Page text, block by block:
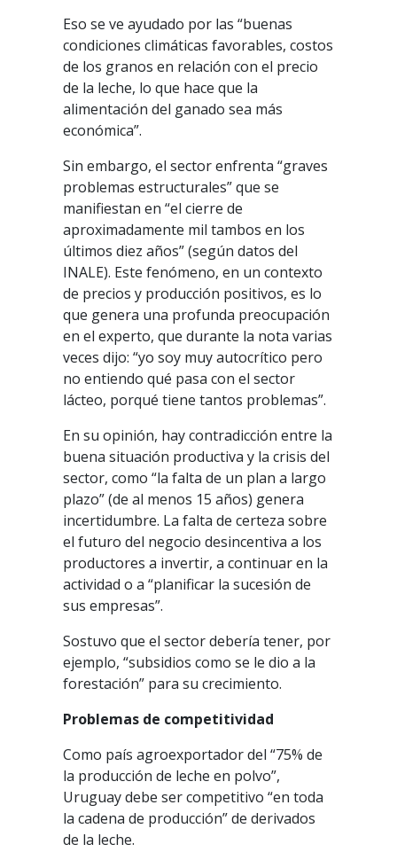
Eso se ve ayudado por las “buenas
condiciones climáticas favorables, costos
de los granos en relación con el precio
de la leche, lo que hace que la
alimentación del ganado sea más
económica”.
Sin embargo, el sector enfrenta “graves
problemas estructurales” que se
manifiestan en “el cierre de
aproximadamente mil tambos en los
últimos diez años” (según datos del
INALE). Este fenómeno, en un contexto
de precios y producción positivos, es lo
que genera una profunda preocupación
en el experto, que durante la nota varias
veces dijo: “yo soy muy autocrítico pero
no entiendo qué pasa con el sector
lácteo, porqué tiene tantos problemas”.
En su opinión, hay contradicción entre la
buena situación productiva y la crisis del
sector, como “la falta de un plan a largo
plazo” (de al menos 15 años) genera
incertidumbre. La falta de certeza sobre
el futuro del negocio desincentiva a los
productores a invertir, a continuar en la
actividad o a “planificar la sucesión de
sus empresas”.
Sostuvo que el sector debería tener, por
ejemplo, “subsidios como se le dio a la
forestación” para su crecimiento.
Problemas de competitividad
Como país agroexportador del “75% de
la producción de leche en polvo”,
Uruguay debe ser competitivo “en toda
la cadena de producción” de derivados
de la leche.